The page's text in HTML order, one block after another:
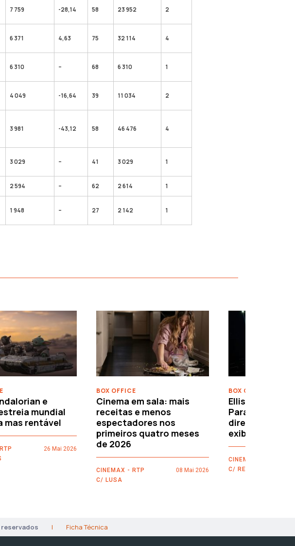
7 759 -28,14 58 23 952 2
6 371 4,63 75 32 114 4
6 310 – 68 6 310 1
4 049 -16,64 39 11 034 2
3 981 -43,12 58 46 476 4
3 029 – 41 3 029 1
2 594 – 62 2 614 1
1 948 – 27 2 142 1
e
mundial
mas rentável
26 Mai 2026
BOX OFFICE
Cinema em sala: mais
receitas e menos
espectadores nos
primeiros quatro meses
de 2026
CINEMAX - RTP
C/ LUSA
08 Mai 2026
BOX OFFICE
Ellison leva o
directamente
exibidores
CINEMAX - RTP
C/ REUTERS
| Ficha Técnica